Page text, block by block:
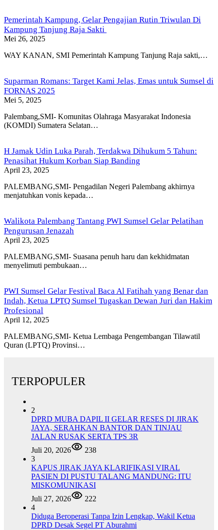
Pemerintah Kampung, Gelar Pengajian Rutin Triwulan Di
Kampung Tanjung Raja Sakti
Mei 26, 2025
WAY KANAN, SMI Pemerintah Kampung Tanjung Raja sakti,…
Suparman Romans: Target Kami Jelas, Emas untuk Sumsel di
FORNAS 2025
Mei 5, 2025
Palembang,SMI- Komunitas Olahraga Masyarakat Indonesia
(KOMDI) Sumatera Selatan…
H Jamak Udin Luka Parah, Terdakwa Dihukum 5 Tahun:
Penasihat Hukum Korban Siap Banding
April 23, 2025
PALEMBANG,SMI- Pengadilan Negeri Palembang akhirnya
menjatuhkan vonis kepada…
Walikota Palembang Tantang PWI Sumsel Gelar Pelatihan
Pengurusan Jenazah
April 23, 2025
PALEMBANG,SMI- Suasana penuh haru dan kekhidmatan
menyelimuti pembukaan…
PWI Sumsel Gelar Festival Baca Al Fatihah yang Benar dan
Indah, Ketua LPTQ Sumsel Tugaskan Dewan Juri dan Hakim
Profesional
April 12, 2025
PALEMBANG,SMI- Ketua Lembaga Pengembangan Tilawatil
Quran (LPTQ) Provinsi…
TERPOPULER
2
DPRD MUBA DAPIL II GELAR RESES DI JIRAK
JAYA, SERAHKAN BANTOR DAN TINJAU
JALAN RUSAK SERTA TPS 3R
Juli 20, 2026
238
3
KAPUS JIRAK JAYA KLARIFIKASI VIRAL
PASIEN DI PUSTU TALANG MANDUNG: ITU
MISKOMUNIKASI
Juli 27, 2026
222
4
Diduga Beroperasi Tanpa Izin Lengkap, Wakil Ketua
DPRD Desak Segel PT Aburahmi